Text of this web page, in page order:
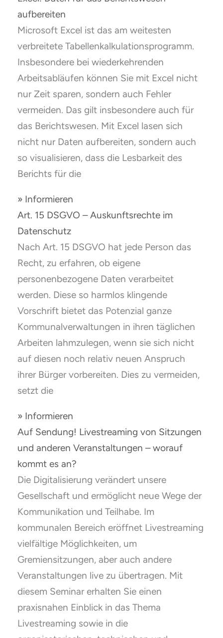
aufbereiten
Microsoft Excel ist das am weitesten
verbreitete Tabellenkalkulationsprogramm.
Insbesondere bei wiederkehrenden
Arbeitsabläufen können Sie mit Excel nicht
nur Zeit sparen, sondern auch Fehler
vermeiden. Das gilt insbesondere auch für
das Berichtswesen. Mit Excel lasen sich
nicht nur Daten aufbereiten, sondern auch
so visualisieren, dass die Lesbarkeit des
Berichts für die
» Informieren
Art. 15 DSGVO – Auskunftsrechte im
Datenschutz
Nach Art. 15 DSGVO hat jede Person das
Recht, zu erfahren, ob eigene
personenbezogene Daten verarbeitet
werden. Diese so harmlos klingende
Vorschrift bietet das Potenzial ganze
Kommunalverwaltungen in ihren täglichen
Arbeiten lahmzulegen, wenn sie sich nicht
auf diesen noch relativ neuen Anspruch
ihrer Bürger vorbereiten. Dies zu vermeiden,
setzt die
» Informieren
Auf Sendung! Livestreaming von Sitzungen
und anderen Veranstaltungen – worauf
kommt es an?
Die Digitalisierung verändert unsere
Gesellschaft und ermöglicht neue Wege der
Kommunikation und Teilhabe. Im
kommunalen Bereich eröffnet Livestreaming
vielfältige Möglichkeiten, um
Gremiensitzungen, aber auch andere
Veranstaltungen live zu übertragen. Mit
diesem Seminar erhalten Sie einen
praxisnahen Einblick in das Thema
Livestreaming sowie in die